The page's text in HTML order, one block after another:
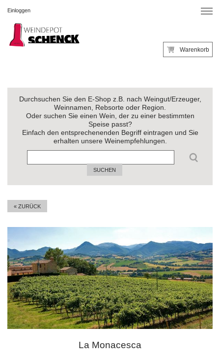
Einloggen
Warenkorb
Durchsuchen Sie den E-Shop z.B. nach Weingut/Erzeuger,
Weinnamen, Rebsorte oder Region.
Oder suchen Sie einen Wein, der zu einer bestimmten
Speise passt?
Einfach den entsprechenenden Begriff eintragen und Sie
erhalten unsere Weinempfehlungen.
SUCHEN
« ZURÜCK
La Monacesca